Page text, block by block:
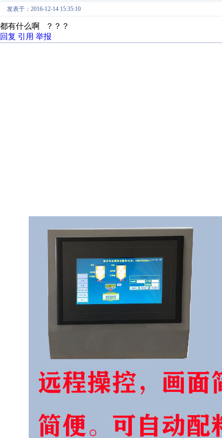
发表于：2016-12-14 15:35:10
都有什么啊 ？？？
回复 引用 举报